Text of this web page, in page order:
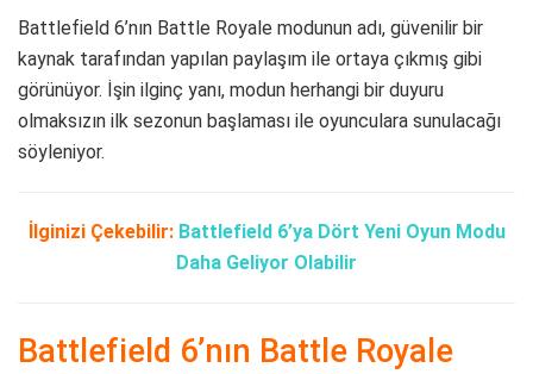
Battlefield 6’nın Battle Royale modunun adı, güvenilir bir
kaynak tarafından yapılan paylaşım ile ortaya çıkmış gibi
görünüyor. İşin ilginç yanı, modun herhangi bir duyuru
olmaksızın ilk sezonun başlaması ile oyunculara sunulacağı
söyleniyor.
İlginizi Çekebilir: Battlefield 6’ya Dört Yeni Oyun Modu
Daha Geliyor Olabilir
Battlefield 6’nın Battle Royale